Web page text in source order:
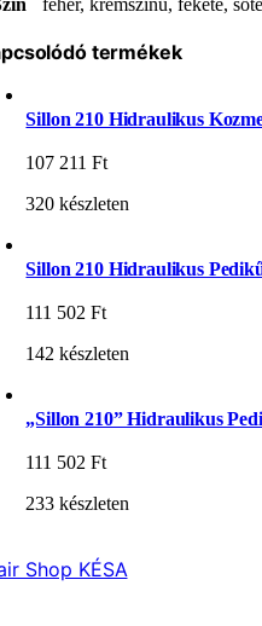
termékek
Sillon 210 Hidraulikus
107 211Ft
320 készleten
Sillon 210 Hidraulikus
111 502Ft
142 készleten
„Sillon 210” Hidraulikus
111 502Ft
233 készleten
Shop KÉSA